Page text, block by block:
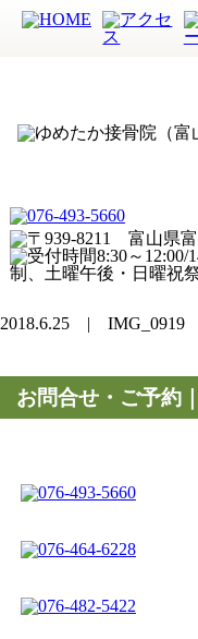
2018.6.25 | IMG_0919
お問合せ・ご予約